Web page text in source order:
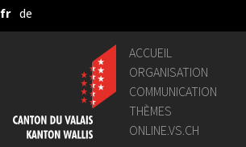
Saut au contenu principal
fr de
ACCUEIL
ORGANISATION
COMMUNICATION
THÈMES
ONLINE.VS.CH